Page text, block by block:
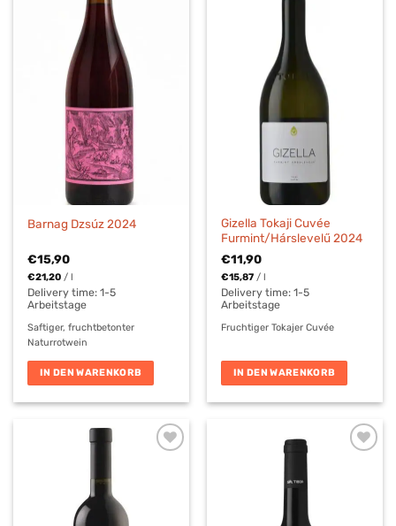
Barnag Dzsúz 2024
€15,90
€21,20 /l
Delivery time:1-5
Arbeitstage
Saftiger, fruchtbetonter
Naturrotwein
IN DEN WARENKORB
Gizella Tokaji Cuvée
Furmint/Hárslevelű 2024
€11,90
€15,87 /l
Delivery time:1-5
Arbeitstage
Fruchtiger Tokajer Cuvée
IN DEN WARENKORB